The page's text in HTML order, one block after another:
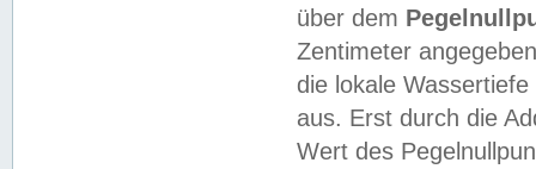
über dem
Zentimeter
die lokale
aus. Erst durch die
Wert des